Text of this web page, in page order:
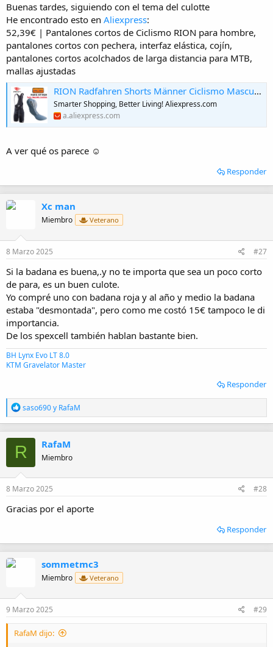
Buenas tardes, siguiendo con el tema del culotte
He encontrado esto en Aliexpress:
52,39€ | Pantalones cortos de Ciclismo RION para hombre,
pantalones cortos con pechera, interfaz elástica, cojín,
pantalones cortos acolchados de larga distancia para MTB,
mallas ajustadas
RION Radfahren Shorts Männer Ciclismo Masculina Trägerhose Elastische Interface Kissen Fern MTB Gepolsterte Shorts Strumpfhosen Slim Fit - AliExpress 18
Smarter Shopping, Better Living! Aliexpress.com
a.aliexpress.com
A ver qué os parece ☺️
Responder
Xc man
Miembro Veterano
8 Marzo 2025 #27
Si la badana es buena,.y no te importa que sea un poco corto
de para, es un buen culote.
Yo compré uno con badana roja y al año y medio la badana
estaba "desmontada", pero como me costó 15€ tampoco le di
importancia.
De los spexcell también hablan bastante bien.
BH Lynx Evo LT 8.0
KTM Gravelator Master
Responder
R
e
a
c
c
i
o
n
s
saso690y RafaM
R RafaM
Miembro
8 Marzo 2025 #28
Gracias por el aporte
Responder
sommetmc3
Miembro Veterano
9 Marzo 2025 #29
RafaM dijo: